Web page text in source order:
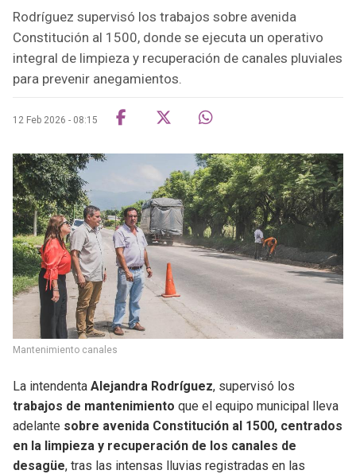
Rodríguez supervisó los trabajos sobre avenida
Constitución al 1500, donde se ejecuta un operativo
integral de limpieza y recuperación de canales pluviales
para prevenir anegamientos.
12 Feb 2026 - 08:15
Mantenimiento canales
La intendenta Alejandra Rodríguez, supervisó los
trabajos de mantenimiento que el equipo municipal lleva
adelante sobre avenida Constitución al 1500, centrados
en la limpieza y recuperación de los canales de
desagüe, tras las intensas lluvias registradas en las